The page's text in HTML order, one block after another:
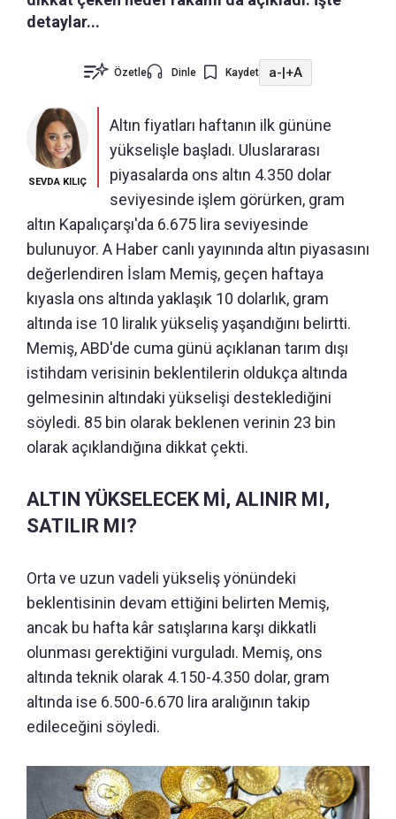
detaylar...
Özetle Dinle Kaydet a-|+A
SEVDA KILIÇ
Altın fiyatları haftanın ilk gününe
yükselişle başladı. Uluslararası
piyasalarda ons altın 4.350 dolar
seviyesinde işlem görürken, gram
altın Kapalıçarşı'da 6.675 lira seviyesinde
bulunuyor. A Haber canlı yayınında altın piyasasını
değerlendiren İslam Memiş, geçen haftaya
kıyasla ons altında yaklaşık 10 dolarlık, gram
altında ise 10 liralık yükseliş yaşandığını belirtti.
Memiş, ABD'de cuma günü açıklanan tarım dışı
istihdam verisinin beklentilerin oldukça altında
gelmesinin altındaki yükselişi desteklediğini
söyledi. 85 bin olarak beklenen verinin 23 bin
olarak açıklandığına dikkat çekti.
ALTIN YÜKSELECEK Mİ, ALINIR MI,
SATILIR MI?
Orta ve uzun vadeli yükseliş yönündeki
beklentisinin devam ettiğini belirten Memiş,
ancak bu hafta kâr satışlarına karşı dikkatli
olunması gerektiğini vurguladı. Memiş, ons
altında teknik olarak 4.150-4.350 dolar, gram
altında ise 6.500-6.670 lira aralığının takip
edileceğini söyledi.